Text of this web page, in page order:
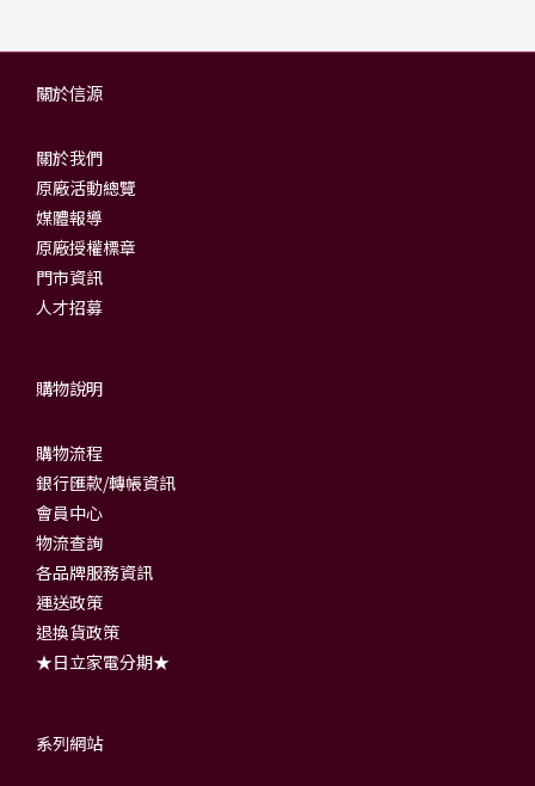
關於信源
關於我們
原廠活動總覽
媒體報導
原廠授權標章
門市資訊
人才招募
購物說明
購物流程
銀行匯款/轉帳資訊
會員中心
物流查詢
各品牌服務資訊
運送政策
退換貨政策
★日立家電分期★
系列網站